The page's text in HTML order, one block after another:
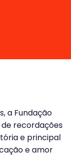
a Fundação
de recordações
e principal
e amor